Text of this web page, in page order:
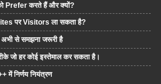
Prefer करते हैं और क्यों?
पर Visitors ला सकता है?
से समझना जरूरी है
जो हर कोई इस्तेमाल कर सकता है।
निर्णय नियंत्रण